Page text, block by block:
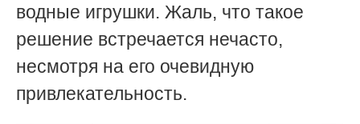
водные игрушки. Жаль, что такое
решение встречается нечасто,
несмотря на его очевидную
привлекательность.